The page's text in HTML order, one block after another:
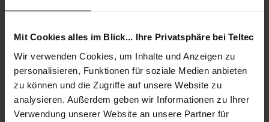
Mit Cookies alles im Blick... Ihre Privatsphäre bei Teltec
Wir verwenden Cookies, um Inhalte und Anzeigen zu
personalisieren, Funktionen für soziale Medien anbieten
zu können und die Zugriffe auf unsere Website zu
analysieren. Außerdem geben wir Informationen zu Ihrer
Verwendung unserer Website an unsere Partner für
Beratung
Infos zu Hersteller & Produktsicherheit
Folgende Infos zum Hersteller sind verfübar......mehr